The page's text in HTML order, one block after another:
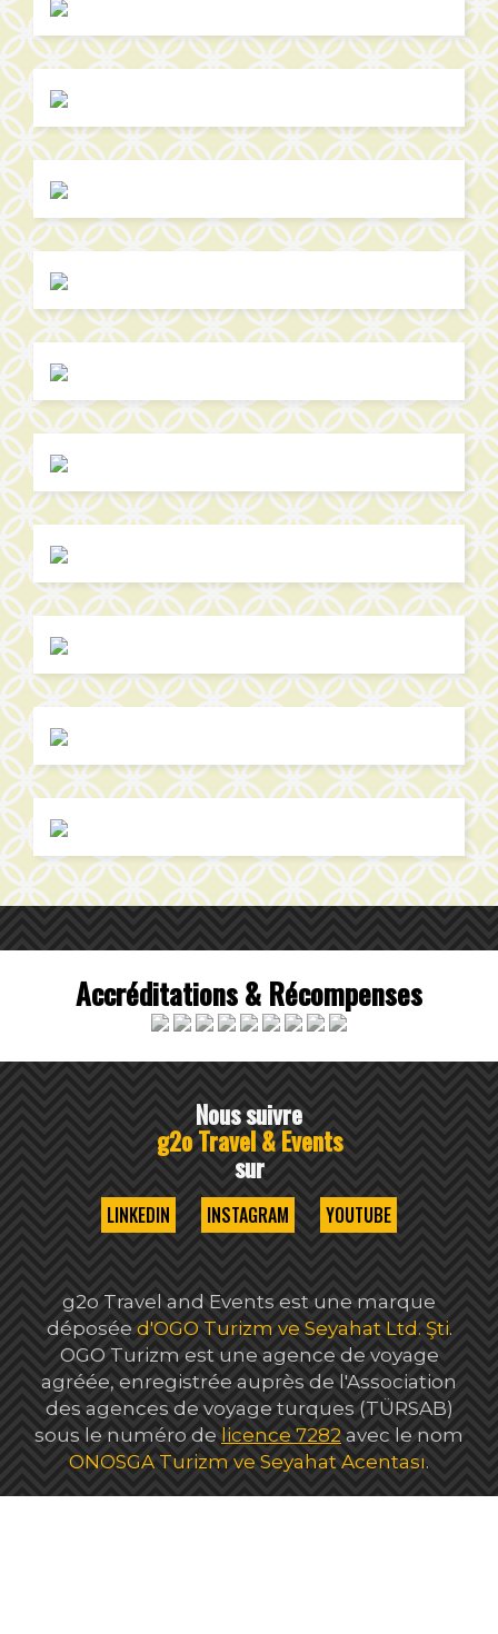
Accréditations & Récompenses
Nous suivre
g2o Travel & Events
sur
LINKEDIN INSTAGRAM YOUTUBE
g2o Travel and Events est une marque
déposée d'OGO Turizm ve Seyahat Ltd. Şti.
OGO Turizm est une agence de voyage
agréée, enregistrée auprès de l'Association
des agences de voyage turques (TÜRSAB)
sous le numéro de licence 7282 avec le nom
ONOSGA Turizm ve Seyahat Acentası.